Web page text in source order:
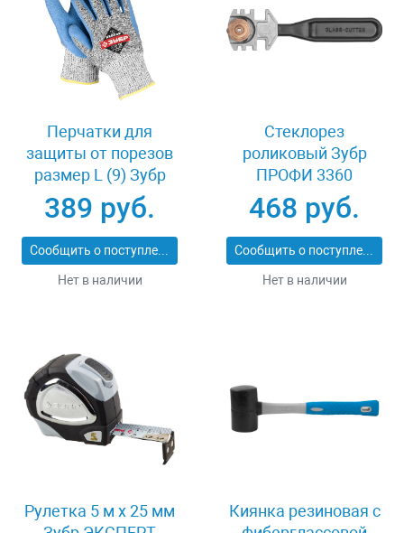
Перчатки для
защиты от порезов
размер L (9) Зубр
11277-L
389 руб.
Сообщить о поступлении
Нет в наличии
Стеклорез
роликовый Зубр
ПРОФИ 3360
468 руб.
Сообщить о поступлении
Нет в наличии
Рулетка 5 м x 25 мм
Киянка резиновая с